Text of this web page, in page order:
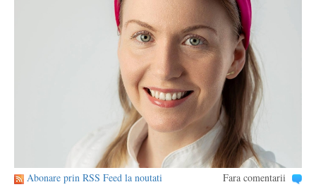
Abonare prin RSS Feed la noutati Fara comentarii